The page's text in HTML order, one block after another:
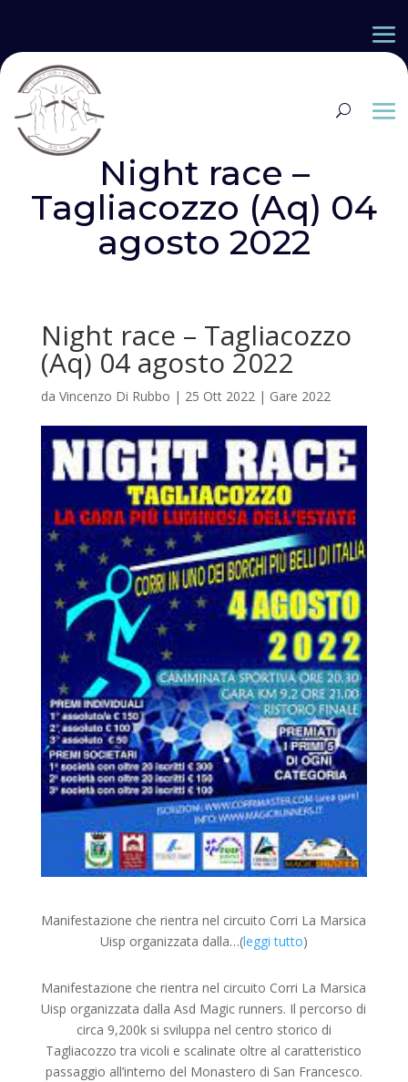
Night race –
Tagliacozzo (Aq) 04
agosto 2022
Night race – Tagliacozzo
(Aq) 04 agosto 2022
da Vincenzo Di Rubbo | 25 Ott 2022| Gare 2022
Manifestazione che rientra nel circuito Corri La Marsica
Uisp organizzata dalla…(leggi tutto)
Manifestazione che rientra nel circuito Corri La Marsica
Uisp organizzata dalla Asd Magic runners. Il percorso di
circa 9,200k si sviluppa nel centro storico di
Tagliacozzo tra vicoli e scalinate oltre al caratteristico
passaggio all’interno del Monastero di San Francesco.